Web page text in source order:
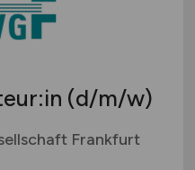
(d/m/w)
Frankfurt